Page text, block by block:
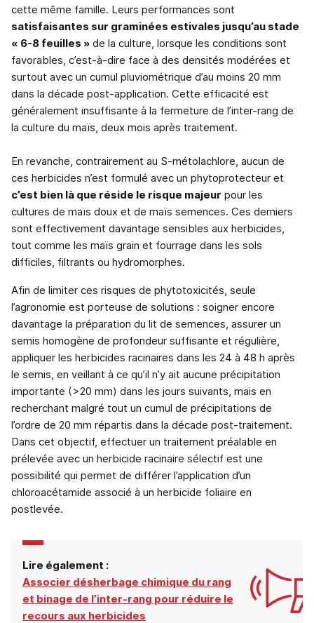
cette même famille. Leurs performances sont
satisfaisantes sur graminées estivales jusqu’au stade
« 6-8 feuilles » de la culture, lorsque les conditions sont
favorables, c’est-à-dire face à des densités modérées et
surtout avec un cumul pluviométrique d’au moins 20 mm
dans la décade post-application. Cette efficacité est
généralement insuffisante à la fermeture de l’inter-rang de
la culture du maïs, deux mois après traitement.
En revanche, contrairement au S-métolachlore, aucun de
ces herbicides n’est formulé avec un phytoprotecteur et
c’est bien là que réside le risque majeur pour les
cultures de maïs doux et de maïs semences. Ces derniers
sont effectivement davantage sensibles aux herbicides,
tout comme les maïs grain et fourrage dans les sols
difficiles, filtrants ou hydromorphes.
Afin de limiter ces risques de phytotoxicités, seule
l’agronomie est porteuse de solutions : soigner encore
davantage la préparation du lit de semences, assurer un
semis homogène de profondeur suffisante et régulière,
appliquer les herbicides racinaires dans les 24 à 48 h après
le semis, en veillant à ce qu’il n’y ait aucune précipitation
importante (>20 mm) dans les jours suivants, mais en
recherchant malgré tout un cumul de précipitations de
l’ordre de 20 mm répartis dans la décade post-traitement.
Dans cet objectif, effectuer un traitement préalable en
prélevée avec un herbicide racinaire sélectif est une
possibilité qui permet de différer l’application d’un
chloroacétamide associé à un herbicide foliaire en
postlevée.
Lire également :
Associer désherbage chimique du rang
et binage de l’inter-rang pour réduire le
recours aux herbicides